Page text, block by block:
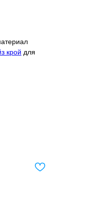
крой для